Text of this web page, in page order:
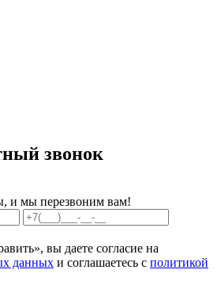
звонок
и мы перезвоним вам!
вы даете согласие на
данных и соглашаетесь с политикой